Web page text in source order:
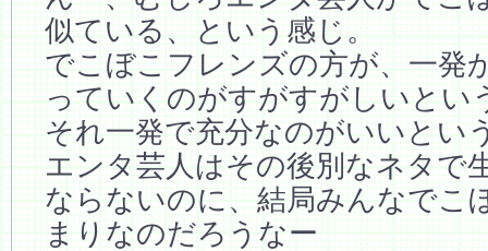
似ている、という感じ。
でこぼこフレンズの方が、一発
っていくのがすがすがしいとい
それ一発で充分なのがいいとい
エンタ芸人はその後別なネタで
ならないのに、結局みんなでこ
まりなのだろうなー